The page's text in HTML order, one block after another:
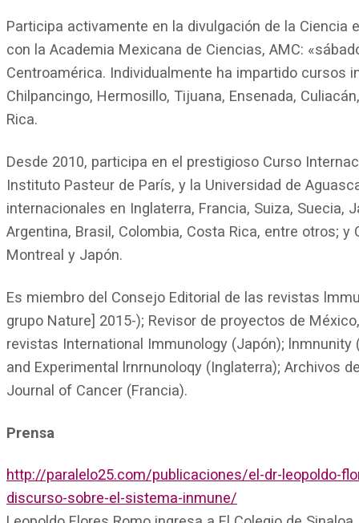
Participa activamente en la divulgación de la
con la Academia Mexicana de Ciencias, AMC:
Centroamérica. Individualmente ha impartido cursos
Chilpancingo, Hermosillo, Tijuana, Ensenada,
Rica.
Desde 2010, participa en el prestigioso Curso
Instituto Pasteur de París, y la Universidad de
internacionales en Inglaterra, Francia, Suiza, Suecia,
Argentina, Brasil, Colombia, Costa Rica, entre otros;
Montreal y Japón.
Es miembro del Consejo Editorial de las revistas
grupo Nature] 2015-); Revisor de proyectos de
revistas International Immunology (Japón); lnmnunity
and Experimental lrnrnunoloqy (Inglaterra); Archivos
Journal of Cancer (Francia).
Prensa
http://paralelo25.com/publicaciones/el-dr-leopoldo-
discurso-sobre-el-sistema-inmune/